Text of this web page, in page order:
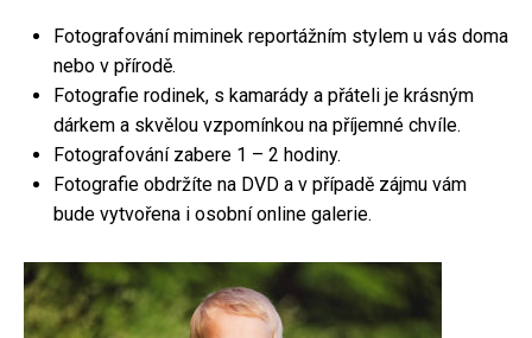
Fotografování miminek reportážním stylem u vás doma
nebo v přírodě.
Fotografie rodinek, s kamarády a přáteli je krásným
dárkem a skvělou vzpomínkou na příjemné chvíle.
Fotografování zabere 1 – 2 hodiny.
Fotografie obdržíte na DVD a v případě zájmu vám
bude vytvořena i osobní online galerie.